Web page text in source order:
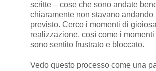
scritte – cose che sono andate
chiaramente non stavano andando
previsto. Cerco i momenti di gioiosa
realizzazione, così come i
sono sentito frustrato e bloccato.
Vedo questo processo come una